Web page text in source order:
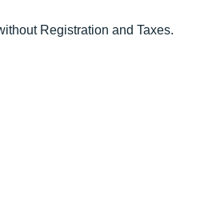
Registration and Taxes.